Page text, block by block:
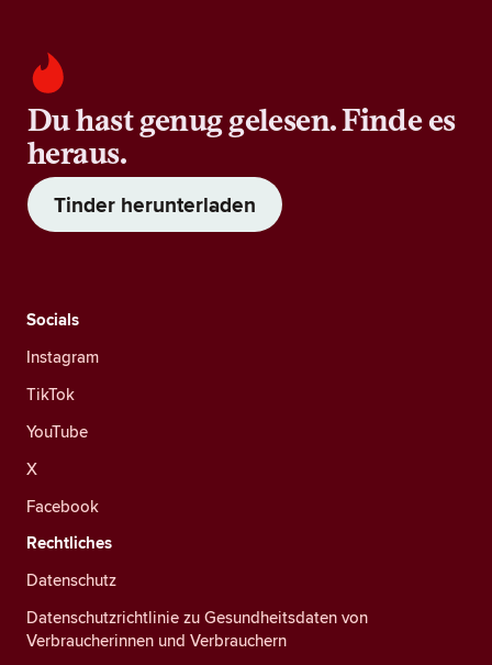
Du hast genug gelesen. Finde es
heraus.
Tinder herunterladen
Socials
Instagram
TikTok
YouTube
X
Facebook
Rechtliches
Datenschutz
Datenschutzrichtlinie zu Gesundheitsdaten von
Verbraucherinnen und Verbrauchern